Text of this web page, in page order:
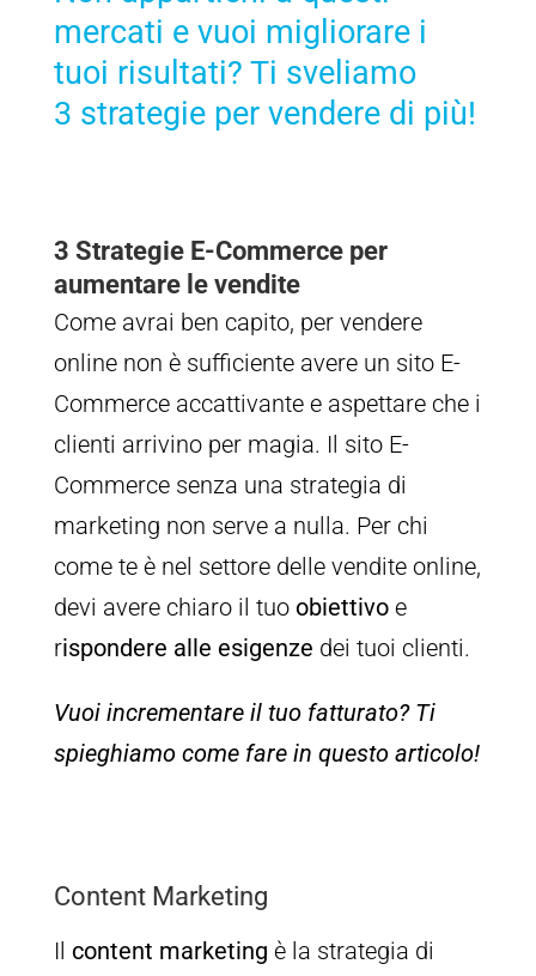
mercati e vuoi migliorare i
tuoi risultati? Ti sveliamo
3 strategie per vendere di più!
3 Strategie E-Commerce per
aumentare le vendite
Come avrai ben capito, per vendere
online non è sufficiente avere un sito E-
Commerce accattivante e aspettare che i
clienti arrivino per magia. Il sito E-
Commerce senza una strategia di
marketing non serve a nulla. Per chi
come te è nel settore delle vendite online,
devi avere chiaro il tuo obiettivoe
rispondere alle esigenze dei tuoi clienti.
Vuoi incrementare il tuo fatturato? Ti
spieghiamo come fare in questo articolo!
Content Marketing
Il content marketing è la strategia di